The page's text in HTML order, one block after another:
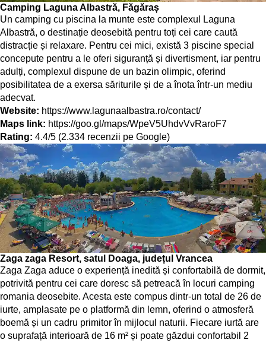
Camping Laguna Albastră, Făgăraș
Un camping cu piscina la munte este complexul Laguna
Albastră, o destinație deosebită pentru toți cei care caută
distracție și relaxare. Pentru cei mici, există 3 piscine special
concepute pentru a le oferi siguranță și divertisment, iar pentru
adulți, complexul dispune de un bazin olimpic, oferind
posibilitatea de a exersa săriturile și de a înota într-un mediu
adecvat.
Website: https://www.lagunaalbastra.ro/contact/
Maps link: https://goo.gl/maps/WpeV5UhdvVvRaroF7
Rating: 4.4/5 (2.334 recenzii pe Google)
Zaga zaga Resort, satul Doaga, județul Vrancea
Zaga Zaga aduce o experiență inedită și confortabilă de dormit,
potrivită pentru cei care doresc să petreacă în locuri camping
romania deosebite. Acesta este compus dintr-un total de 26 de
iurte, amplasate pe o platformă din lemn, oferind o atmosferă
boemă și un cadru primitor în mijlocul naturii. Fiecare iurtă are
o suprafață interioară de 16 m² și poate găzdui confortabil 2